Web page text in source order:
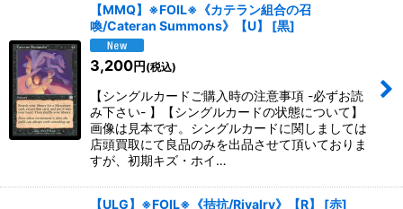
【MMQ】※FOIL※《カテラン組合の召
喚/Cateran Summons》【U】
[黒]
3,200円 (税込)
【シングルカードご購入時の注意事項 -必ずお読
み下さい- 】【シングルカードの状態について】
画像は見本です。シングルカードに関しましては
店頭買取にて良品のみを出品させて頂いておりま
すが、初期キズ・ホイ…
【ULG】※FOIL※《拮抗/Rivalry》【R】 [赤]